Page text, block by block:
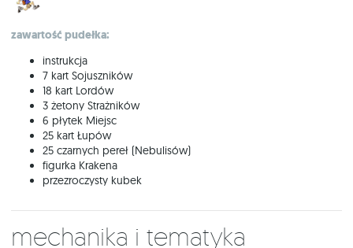
zawartość pudełka:
instrukcja
7 kart Sojuszników
18 kart Lordów
3 żetony Strażników
6 płytek Miejsc
25 kart Łupów
25 czarnych pereł (Nebulisów)
figurka Krakena
przezroczysty kubek
Mechanika i tematyka